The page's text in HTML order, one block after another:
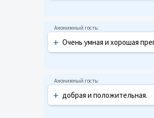
+ Очень умная и хорошая
+ добрая и положительная.